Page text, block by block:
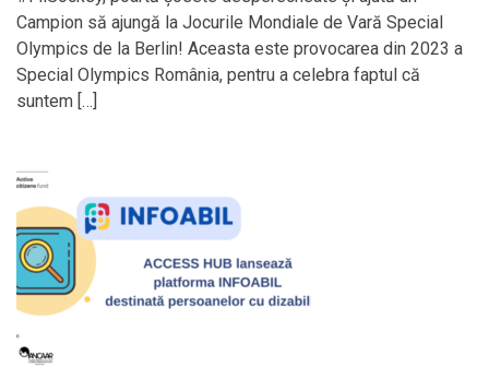
Campion să ajungă la Jocurile Mondiale de Vară Special
Olympics de la Berlin! Aceasta este provocarea din 2023 a
Special Olympics România, pentru a celebra faptul că
suntem […]